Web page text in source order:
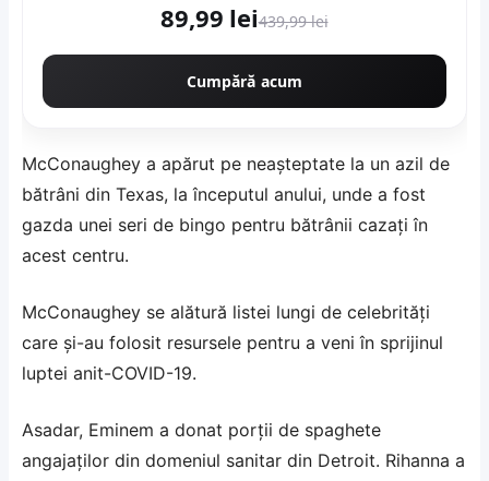
89,99 lei439,99 lei
Cumpără acum
McConaughey a apărut pe neaşteptate la un azil de
bătrâni din Texas, la începutul anului, unde a fost
gazda unei seri de bingo pentru bătrânii cazaţi în
acest centru.
McConaughey se alătură listei lungi de celebrităţi
care şi-au folosit resursele pentru a veni în sprijinul
luptei anit-COVID-19.
Asadar, Eminem a donat porţii de spaghete
angajaţilor din domeniul sanitar din Detroit. Rihanna a